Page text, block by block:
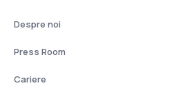
Despre noi
Press Room
Cariere